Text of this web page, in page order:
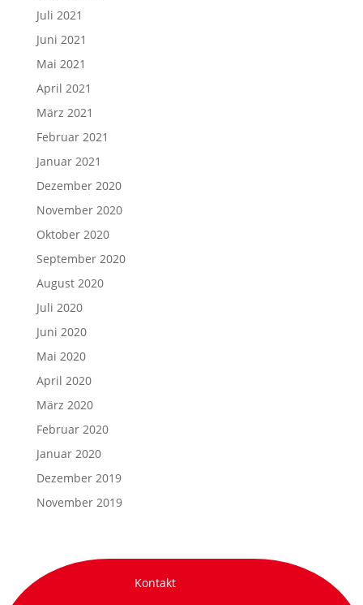
Juli 2021
Juni 2021
Mai 2021
April 2021
März 2021
Februar 2021
Januar 2021
Dezember 2020
November 2020
Oktober 2020
September 2020
August 2020
Juli 2020
Juni 2020
Mai 2020
April 2020
März 2020
Februar 2020
Januar 2020
Dezember 2019
November 2019
Kontakt